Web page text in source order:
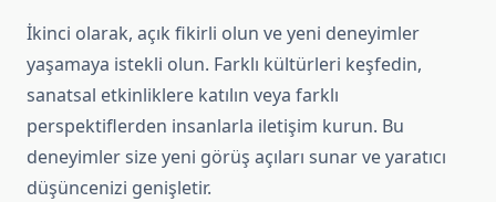
İkinci olarak, açık fikirli olun ve yeni deneyimler
yaşamaya istekli olun. Farklı kültürleri keşfedin,
sanatsal etkinliklere katılın veya farklı
perspektiflerden insanlarla iletişim kurun. Bu
deneyimler size yeni görüş açıları sunar ve yaratıcı
düşüncenizi genişletir.